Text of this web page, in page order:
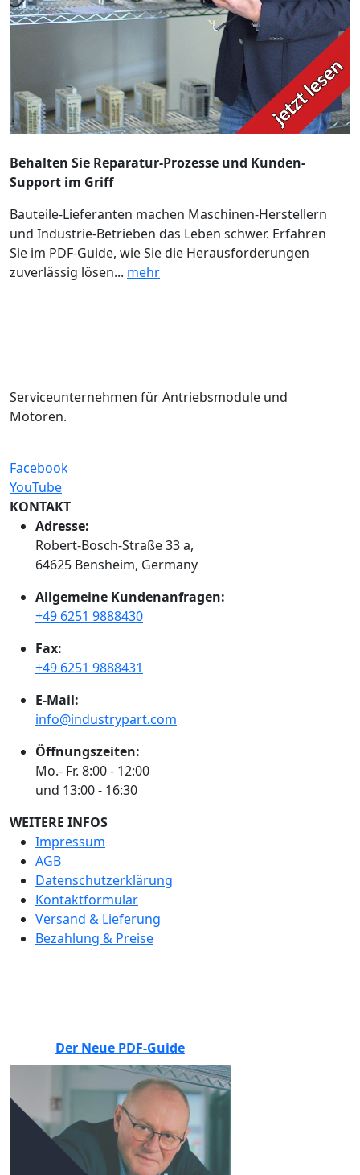
Behalten Sie Reparatur-Prozesse und Kunden-
Support im Griff
Bauteile-Lieferanten machen Maschinen-Herstellern
und Industrie-Betrieben das Leben schwer. Erfahren
Sie im PDF-Guide, wie Sie die Herausforderungen
zuverlässig lösen... mehr
Serviceunternehmen für Antriebsmodule und
Motoren.
Facebook
YouTube
KONTAKT
Adresse:
Robert-Bosch-Straße 33 a,
64625 Bensheim, Germany
Allgemeine Kundenanfragen:
+49 6251 9888430
Fax:
+49 6251 9888431
E-Mail:
info@industrypart.com
Öffnungszeiten:
Mo.- Fr. 8:00 - 12:00
und 13:00 - 16:30
WEITERE INFOS
Impressum
AGB
Datenschutzerklärung
Kontaktformular
Versand & Lieferung
Bezahlung & Preise
Der Neue PDF-Guide